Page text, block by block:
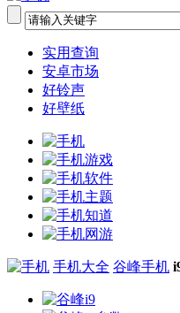
实用查询
安卓市场
好铃声
好壁纸
手机大全 谷峰手机